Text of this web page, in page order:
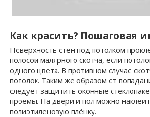
Как красить? Пошаговая
Поверхность стен под потолком
полосой малярного скотча, если
одного цвета. В противном случае
потолок. Таким же образом от
следует защитить оконные
проёмы. На двери и пол можно
полиэтиленовую плёнку.